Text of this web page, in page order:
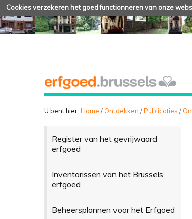
Cookies verzekeren het goed functionneren van onze
U bent hier: Home / Ontdekken /Publicaties /
Register van het gevrijwaard
erfgoed
Inventarissen van het Brussels
erfgoed
Beheersplannen voor het Erfgoed